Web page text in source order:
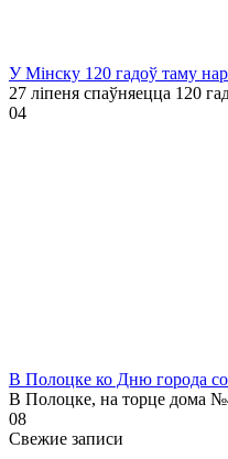
У Мінску 120 гадоў таму
27 ліпеня спаўняецца 120
04
В Полоцке ко Дню города
В Полоцке, на торце дома
08
Свежие записи